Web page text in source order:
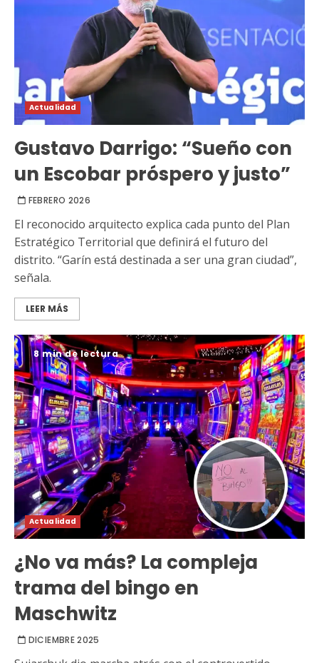
Actualidad
Gustavo Darrigo: “Sueño con
un Escobar próspero y justo”
FEBRERO 2026
El reconocido arquitecto explica cada punto del Plan
Estratégico Territorial que definirá el futuro del
distrito. “Garín está destinada a ser una gran ciudad”,
señala.
LEER MÁS
8 min de lectura
Actualidad
¿No va más? La compleja
trama del bingo en
Maschwitz
DICIEMBRE 2025